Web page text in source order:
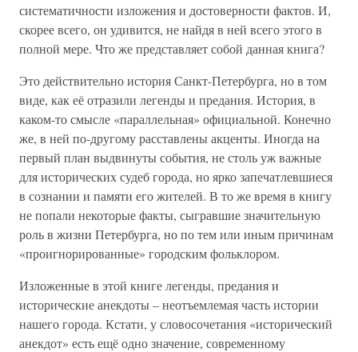
систематичности изложения и достоверности фактов. И,
скорее всего, он удивится, не найдя в ней всего этого в
полной мере. Что же представляет собой данная книга?
Это действительно история Санкт-Петербурга, но в том
виде, как её отразили легенды и предания. История, в
каком-то смысле «параллельная» официальной. Конечно
же, в ней по-другому расставлены акценты. Иногда на
первый план выдвинуты события, не столь уж важные
для исторических судеб города, но ярко запечатлевшиеся
в сознании и памяти его жителей. В то же время в книгу
не попали некоторые факты, сыгравшие значительную
роль в жизни Петербурга, но по тем или иным причинам
«проигнорированные» городским фольклором.
Изложенные в этой книге легенды, предания и
исторические анекдоты – неотъемлемая часть истории
нашего города. Кстати, у словосочетания «исторический
анекдот» есть ещё одно значение, современному